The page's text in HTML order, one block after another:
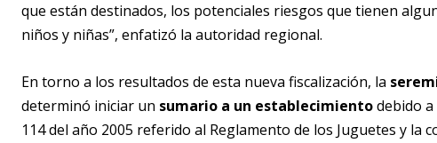
que están destinados, los potenciales riesgos que tienen
niños y niñas”, enfatizó la autoridad regional.
En torno a los resultados de esta nueva fiscalización, la
determinó iniciar un sumario a un establecimientodebido
114 del año 2005 referido al Reglamento de los Juguetes y